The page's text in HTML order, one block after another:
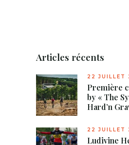
Articles récents
22 JUILLET
Première
by « The
Hard’n
22 JUILLET
Ludivine